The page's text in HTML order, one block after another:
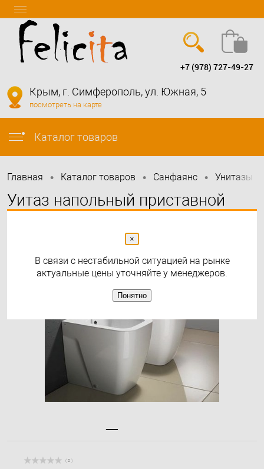
info@felicita-crimea.ru
+7 (978) 727-49-27
Крым, г. Симферополь, ул. Южная, 5
посмотреть на карте
Каталог товаров
Главная • Каталог товаров • Санфаянс • Унитазы
Уитаз напольный приставной
( 0 )
×
В связи с нестабильной ситуацией на рынке
актуальные цены уточняйте у менеджеров.
Понятно